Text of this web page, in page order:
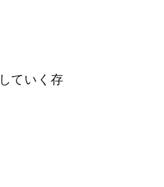
ていく存